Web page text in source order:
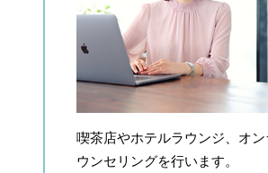
喫茶店やホテルラウンジ、オ
ウンセリングを行います。